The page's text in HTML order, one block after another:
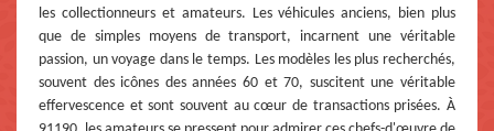
les collectionneurs et amateurs. Les véhicules anciens, bien plus
que de simples moyens de transport, incarnent une véritable
passion, un voyage dans le temps. Les modèles les plus recherchés,
souvent des icônes des années 60 et 70, suscitent une véritable
effervescence et sont souvent au cœur de transactions prisées. À